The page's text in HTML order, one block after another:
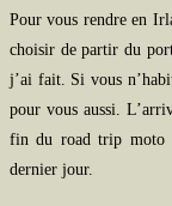
Pour vous rendre en
choisir de partir du
j’ai fait. Si vous
pour vous aussi.
fin du road trip moto
dernier jour.